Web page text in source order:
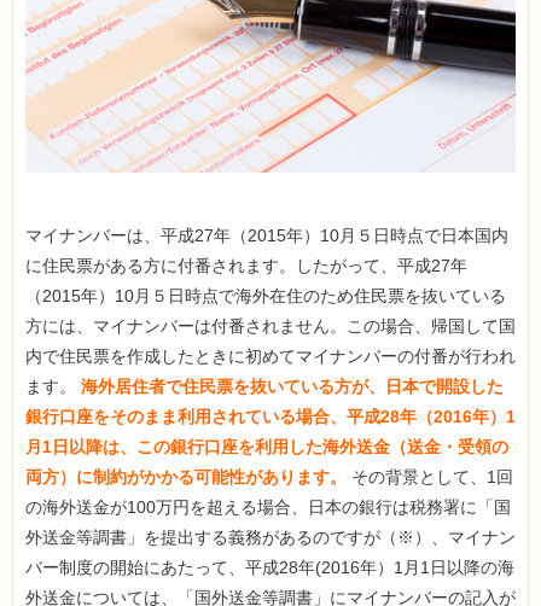
マイナンバーは、平成27年（2015年）10月５日時点で日本国内
に住民票がある方に付番されます。したがって、平成27年
（2015年）10月５日時点で海外在住のため住民票を抜いている
方には、マイナンバーは付番されません。この場合、帰国して国
内で住民票を作成したときに初めてマイナンバーの付番が行われ
ます。 海外居住者で住民票を抜いている方が、日本で開設した
銀行口座をそのまま利用されている場合、平成28年（2016年）1
月1日以降は、この銀行口座を利用した海外送金（送金・受領の
両方）に制約がかかる可能性があります。
その背景として、1回
の海外送金が100万円を超える場合、日本の銀行は税務署に「国
外送金等調書」を提出する義務があるのですが（※）、マイナン
バー制度の開始にあたって、平成28年(2016年）1月1日以降の海
外送金については、「国外送金等調書」にマイナンバーの記入が